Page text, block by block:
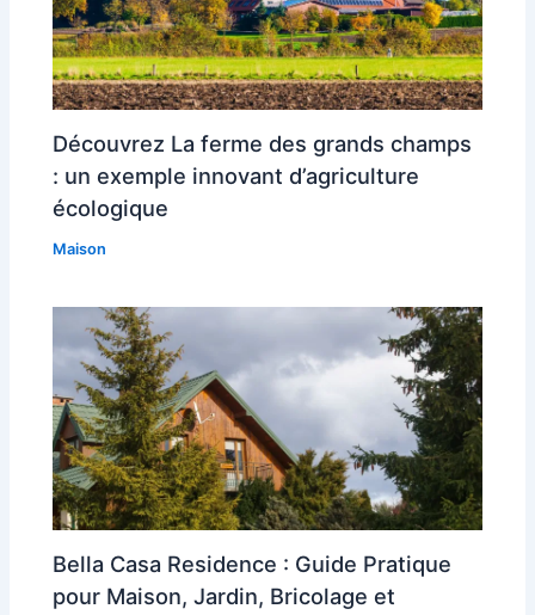
Découvrez La ferme des grands champs
: un exemple innovant d’agriculture
écologique
Maison
Bella Casa Residence : Guide Pratique
pour Maison, Jardin, Bricolage et